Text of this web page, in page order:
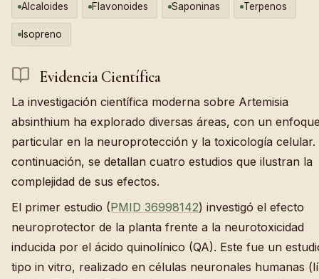
Alcaloides Flavonoides Saponinas Terpenos
Isopreno
Evidencia Científica
La investigación científica moderna sobre Artemisia
absinthium ha explorado diversas áreas, con un
particular en la neuroprotección y la toxicología celular.
continuación, se detallan cuatro estudios que ilustran la
complejidad de sus efectos.
El primer estudio (PMID 36998142) investigó el efecto
neuroprotector de la planta frente a la neurotoxicidad
inducida por el ácido quinolínico (QA). Este fue un
tipo in vitro, realizado en células neuronales humanas